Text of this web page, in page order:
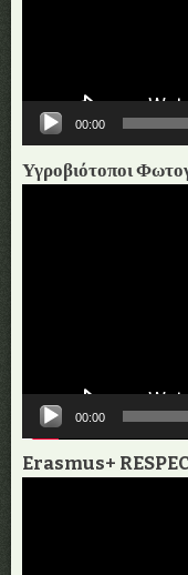
00:00
Υγροβιότοποι
00:00
Erasmus+